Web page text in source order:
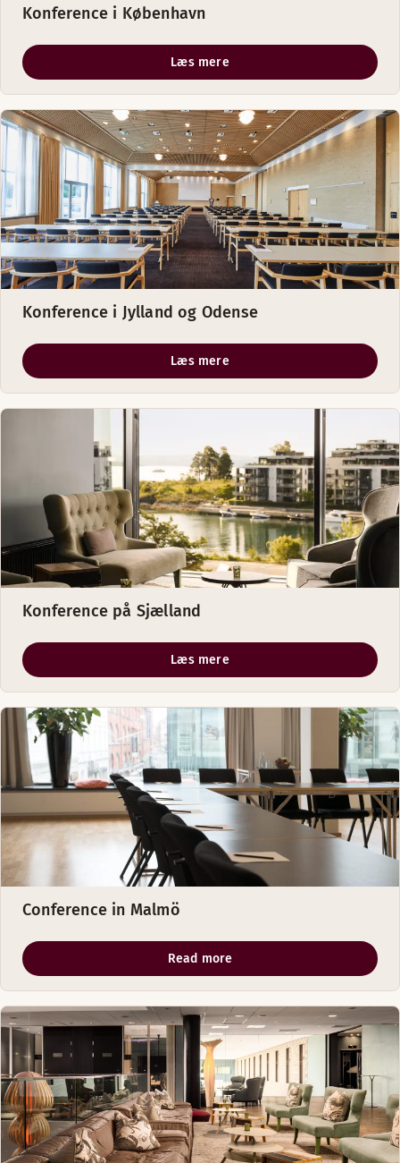
Konference i København
Læs mere
Konference i Jylland og Odense
Læs mere
Konference på Sjælland
Læs mere
Conference in Malmö
Read more